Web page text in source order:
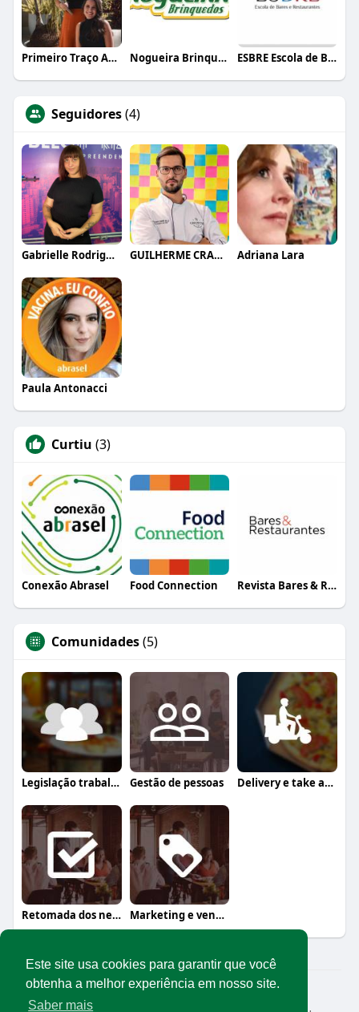
Este site usa cookies para garantir que você
obtenha a melhor experiência em nosso site.
Saber mais
Primeiro Traço Arquitetura Nogueira Brinquedos ESBRE Escola de Bares e Restaurantes
Seguidores(4)
Gabrielle Rodrigues GUILHERME CRAMER BALLE Adriana Lara
Paula Antonacci
Curtiu (3)
Conexão Abrasel Food Connection Revista Bares & Restaurantes
Comunidades(5)
Legislação trabalhista Gestão de pessoas Delivery e take away
Retomada dos negócios Marketing e vendas
© 2026 Rede Abrasel